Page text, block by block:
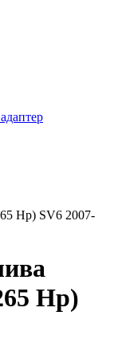
Hp) SV6 2007-
Hp)